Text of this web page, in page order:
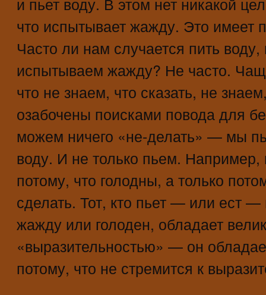
что испытывает жажду. Это имеет
Часто ли нам случается пить
испытываем жажду? Не часто.
что не знаем, что сказать, не
озабочены поисками повода для
можем ничего «не-делать» — мы
воду. И не только пьем.
потому, что голодны, а только
сделать. Тот, кто пьет — или ест
жажду или голоден, обладает
«выразительностью» — он
потому, что не стремится к